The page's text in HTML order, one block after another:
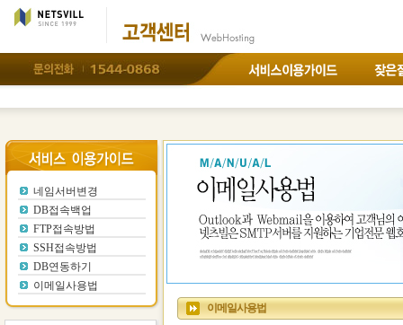
백업
FTP접속백업
네임서버변경
DB접속백업
FTP접속방법
SSH접속방법
DB연동하기
이메일사용법
이메일사용법